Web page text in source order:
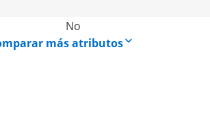
No
más atributos